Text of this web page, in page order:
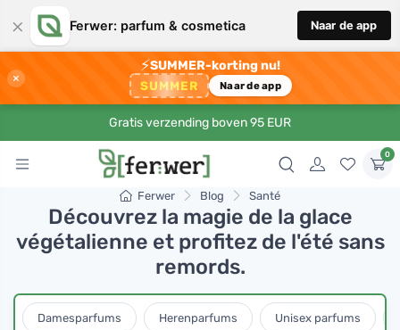
× Ferwer: parfum & cosmetica Naar de app
×
⚡SUMMER-korting nu!
SUMMER Naar de app
Gratis verzending boven 95 EUR
0
Ferwer Blog Santé
Découvrez la magie de la glace
végétalienne et profitez de l'été sans
remords.
Damesparfums Herenparfums Unisex parfums